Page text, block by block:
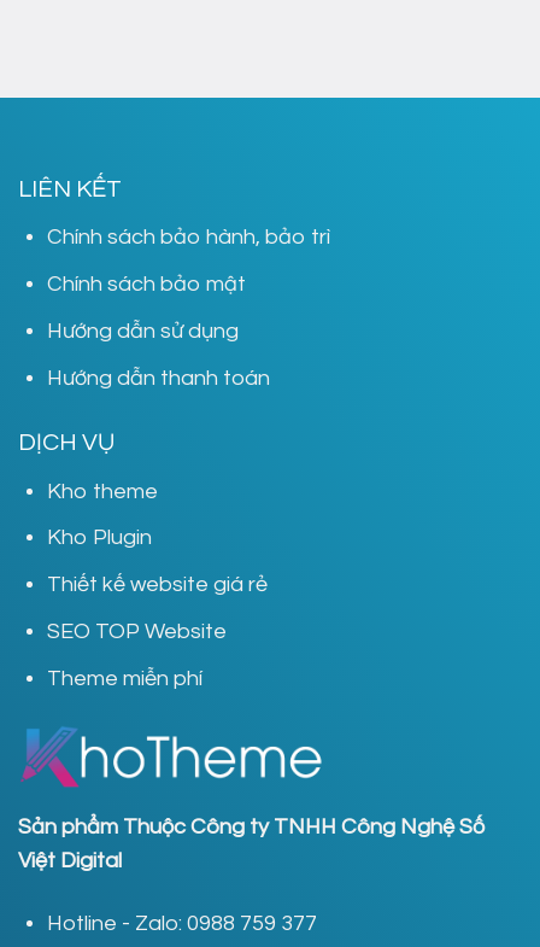
LIÊN KẾT
Chính sách bảo hành, bảo trì
Chính sách bảo mật
Hướng dẫn sử dụng
Hướng dẫn thanh toán
DỊCH VỤ
Kho theme
Kho Plugin
Thiết kế website giá rẻ
SEO TOP Website
Theme miễn phí
Sản phẩm Thuộc Công ty TNHH Công Nghệ Số
Việt Digital
Hotline - Zalo: 0988 759 377